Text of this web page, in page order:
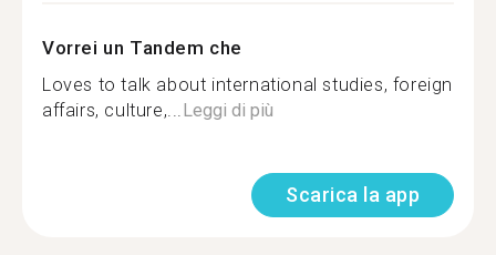
Vorrei un Tandem che
Loves to talk about international studies, foreign
affairs, culture,...Leggi di più
Scarica la app